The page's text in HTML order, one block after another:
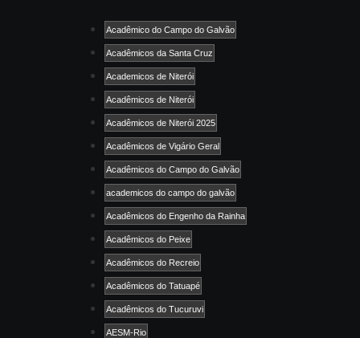
Acadêmico do Campo do Galvão
Acadêmicos da Santa Cruz
Academicos de Niterói
Acadêmicos de Niterói
Acadêmicos de Niterói 2025
Acadêmicos de Vigário Geral
Acadêmicos do Campo do Galvão
academicos do campo do galvão
Acadêmicos do Engenho da Rainha
Acadêmicos do Peixe
Acadêmicos do Recreio
Acadêmicos do Tatuapé
Acadêmicos do Tucuruvi
AESM-Rio